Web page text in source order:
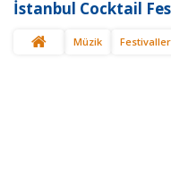
Mekanlar
Diğer
İstanbul Cocktail
Müzik Festivaller